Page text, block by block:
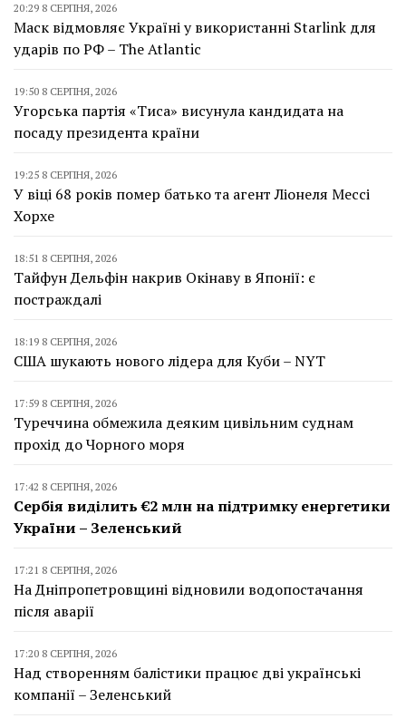
20:29 8 СЕРПНЯ, 2026
Маск відмовляє Україні у використанні Starlink для
ударів по РФ – The Atlantic
19:50 8 СЕРПНЯ, 2026
Угорська партія «Тиса» висунула кандидата на
посаду президента країни
19:25 8 СЕРПНЯ, 2026
У віці 68 років помер батько та агент Ліонеля Мессі
Хорхе
18:51 8 СЕРПНЯ, 2026
Тайфун Дельфін накрив Окінаву в Японії: є
постраждалі
18:19 8 СЕРПНЯ, 2026
США шукають нового лідера для Куби – NYT
17:59 8 СЕРПНЯ, 2026
Туреччина обмежила деяким цивільним суднам
прохід до Чорного моря
17:42 8 СЕРПНЯ, 2026
Сербія виділить €2 млн на підтримку енергетики
України – Зеленський
17:21 8 СЕРПНЯ, 2026
На Дніпропетровщині відновили водопостачання
після аварії
17:20 8 СЕРПНЯ, 2026
Над створенням балістики працює дві українські
компанії – Зеленський